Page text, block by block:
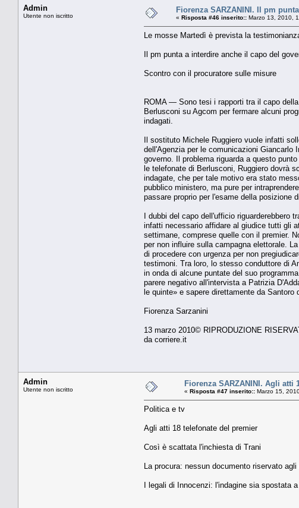
Admin
Utente non iscritto
Fiorenza SARZANINI. Il pm
« Risposta #46 inserito:: Marzo 13, 2010,
Le mosse Martedì è prevista la
Il pm punta a interdire anche il capo del
Scontro con il procuratore sulle misure
ROMA — Sono tesi i rapporti tra il capo
Berlusconi su Agcom per fermare alcuni
indagati.
Il sostituto Michele Ruggiero vuole infatti
dell'Agenzia per le comunicazioni Giancarlo
governo. Il problema riguarda a questo
le telefonate di Berlusconi, Ruggiero dovrà
indagate, che per tale motivo era stato
pubblico ministero, ma pure per
passare proprio per l'esame della posizione
I dubbi del capo dell'ufficio riguarderebbero
infatti necessario affidare al giudice tutti gli
settimane, comprese quelle con il premier.
per non influire sulla campagna elettorale.
di procedere con urgenza per non
testimoni. Tra loro, lo stesso conduttore di
in onda di alcune puntate del suo
parere negativo all'intervista a Patrizia
le quinte» e sapere direttamente da
Fiorenza Sarzanini
13 marzo 2010© RIPRODUZIONE
da corriere.it
Admin
Utente non iscritto
Fiorenza SARZANINI. Agli atti
« Risposta #47 inserito:: Marzo 15,
Politica e tv
Agli atti 18 telefonate del premier
Così è scattata l'inchiesta di Trani
La procura: nessun documento riservato agli
I legali di Innocenzi: l'indagine sia spostata